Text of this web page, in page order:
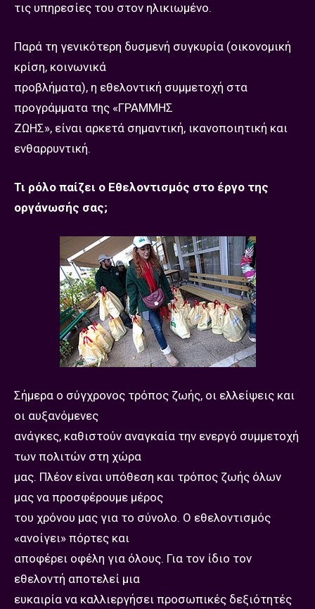
τις υπηρεσίες του στον ηλικιωμένο.
Παρά τη γενικότερη δυσμενή συγκυρία (οικονομική
κρίση, κοινωνικά
προβλήματα), η εθελοντική συμμετοχή στα
προγράμματα της «ΓΡΑΜΜΗΣ
ΖΩΗΣ», είναι αρκετά σημαντική, ικανοποιητική και
ενθαρρυντική.
Τι ρόλο παίζει ο Εθελοντισμός στο έργο της
οργάνωσής σας;
Σήμερα ο σύγχρονος τρόπος ζωής, οι ελλείψεις και
οι αυξανόμενες
ανάγκες, καθιστούν αναγκαία την ενεργό συμμετοχή
των πολιτών στη χώρα
μας. Πλέον είναι υπόθεση και τρόπος ζωής όλων
μας να προσφέρουμε μέρος
του χρόνου μας για το σύνολο. Ο εθελοντισμός
«ανοίγει» πόρτες και
αποφέρει οφέλη για όλους. Για τον ίδιο τον
εθελοντή αποτελεί μια
ευκαιρία να καλλιεργήσει προσωπικές δεξιότητές